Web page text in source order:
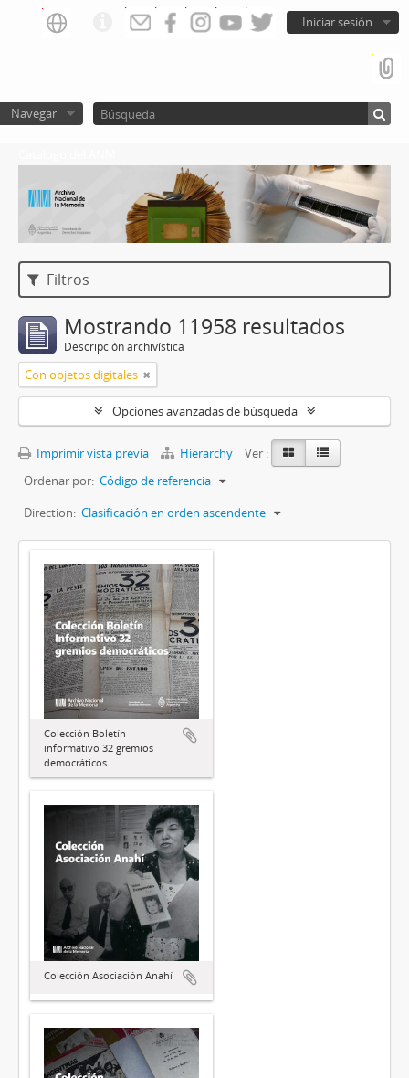
Iniciar sesión
Navegar
Filtros
Mostrando 11958 resultados
Descripción archivística
Con objetos digitales
Opciones avanzadas de búsqueda
Imprimir vista previa Hierarchy
Ver :
Ordenar por: Código de referencia
Direction: Clasificación en orden ascendente
Colección Boletín
informativo 32 gremios
democráticos
Colección Asociación Anahí